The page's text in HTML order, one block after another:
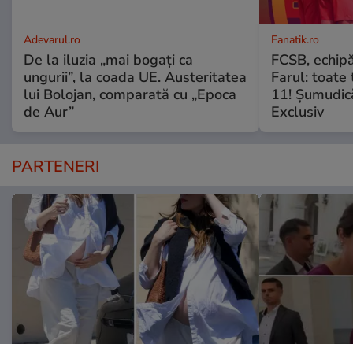
Adevarul.ro
De la iluzia „mai bogați ca
ungurii”, la coada UE. Austeritatea
lui Bolojan, comparată cu „Epoca
de Aur”
Fanatik.ro
FCSB,
Farul: toate
11!
Exclusiv
PARTENERI